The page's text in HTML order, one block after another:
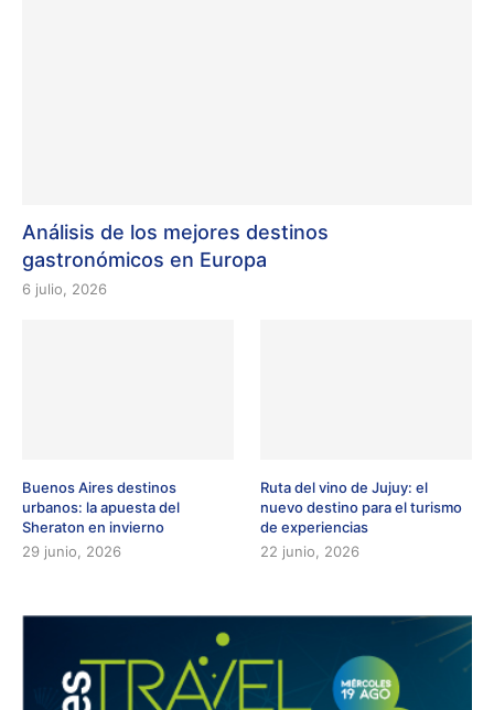
Análisis de los mejores destinos
gastronómicos en Europa
6 julio, 2026
Buenos Aires destinos
urbanos: la apuesta del
Sheraton en invierno
29 junio, 2026
Ruta del vino de Jujuy: el
nuevo destino para el turismo
de experiencias
22 junio, 2026